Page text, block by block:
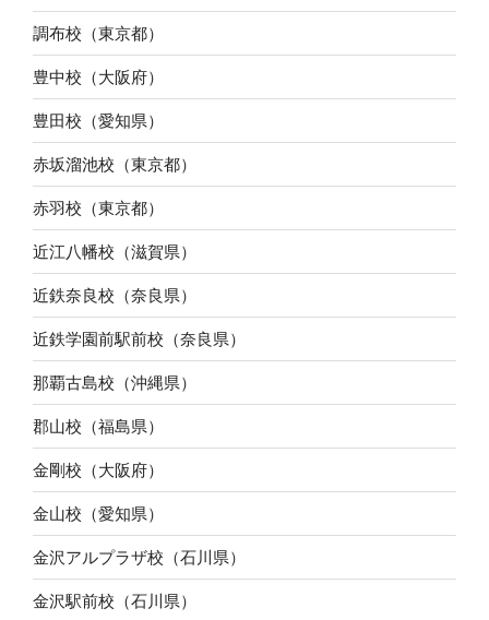
調布校（東京都）
豊中校（大阪府）
豊田校（愛知県）
赤坂溜池校（東京都）
赤羽校（東京都）
近江八幡校（滋賀県）
近鉄奈良校（奈良県）
近鉄学園前駅前校（奈良県）
那覇古島校（沖縄県）
郡山校（福島県）
金剛校（大阪府）
金山校（愛知県）
金沢アルプラザ校（石川県）
金沢駅前校（石川県）